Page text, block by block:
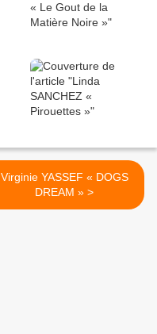
Virginie YASSEF « DOGS
DREAM » >